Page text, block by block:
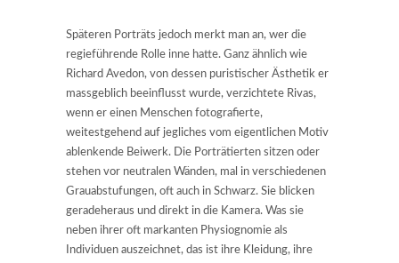
Späteren Porträts jedoch merkt man an, wer die
regieführende Rolle inne hatte. Ganz ähnlich wie
Richard Avedon, von dessen puristischer Ästhetik er
massgeblich beeinflusst wurde, verzichtete Rivas,
wenn er einen Menschen fotografierte,
weitestgehend auf jegliches vom eigentlichen Motiv
ablenkende Beiwerk. Die Porträtierten sitzen oder
stehen vor neutralen Wänden, mal in verschiedenen
Grauabstufungen, oft auch in Schwarz. Sie blicken
geradeheraus und direkt in die Kamera. Was sie
neben ihrer oft markanten Physiognomie als
Individuen auszeichnet, das ist ihre Kleidung, ihre